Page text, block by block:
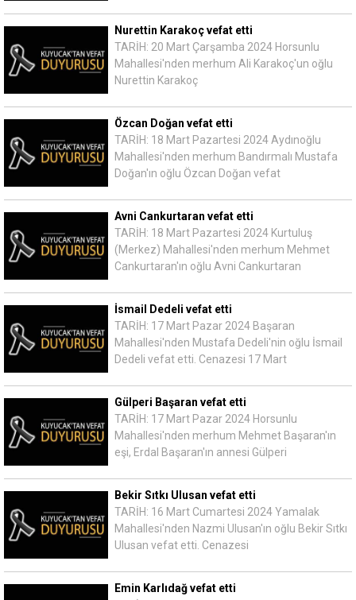
Nurettin Karakoç vefat etti
TARİH: 20 Mart Çarşamba 2024 Horsunlu
Mahallesi'nden merhum Ali Karakoç'un oğlu
Nurettin Karakoç
Özcan Doğan vefat etti
TARİH: 18 Mart Pazartesi 2024 Aydınoğlu
Mahallesi'nden merhum Bandırmalı Mustafa
Doğan'ın oğlu Özcan Doğan vefat
Avni Cankurtaran vefat etti
TARİH: 18 Mart Pazartesi 2024 Kurtuluş
(Merkez) Mahallesi'nden merhum Mehmet
Cankurtaran'ın oğlu Avni Cankurtaran
İsmail Dedeli vefat etti
TARİH: 17 Mart Pazar 2024 Başaran
Mahallesi'nden Mustafa Dedeli'nin oğlu İsmail
Dedeli vefat etti. Cenazesi 17 Mart
Gülperi Başaran vefat etti
TARİH: 17 Mart Pazar 2024 Horsunlu
Mahallesi'nden merhum Mehmet Başaran'ın
eşi, Erdal Başaran'ın annesi Gülperi
Bekir Sıtkı Ulusan vefat etti
TARİH: 16 Mart Cumartesi 2024 Yamalak
Mahallesi'nden Nazmi Ulusan'ın oğlu Bekir Sıtkı
Ulusan vefat etti. Cenazesi
Emin Karlıdağ vefat etti